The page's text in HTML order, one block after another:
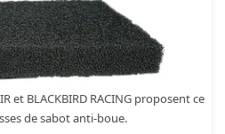
et BLACKBIRD RACING proposent ce
de sabot anti-boue.